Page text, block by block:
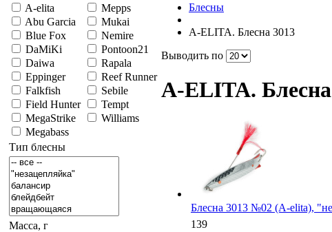
A-elita
Abu Garcia
Blue Fox
DaMiKi
Daiwa
Eppinger
Falkfish
Field Hunter
MegaStrike
Megabass
Mepps
Mukai
Nemire
Pontoon21
Rapala
Reef Runner
Sebile
Tempt
Williams
Тип блесны
Масса, г
Блесны
A-ELITA. Блесна 3013
Выводить по
A-ELITA. Блесна
Блесна 3013 №02 (A-elita),
139